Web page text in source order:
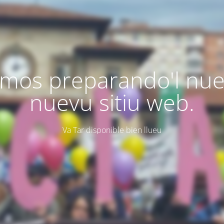
preparando'l
nuevu sitiu web.
Va Tar disponible bien llueu